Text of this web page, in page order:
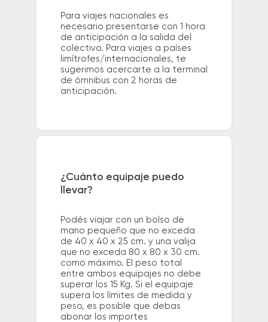
Para viajes nacionales es
necesario presentarse con 1 hora
de anticipación a la salida del
colectivo. Para viajes a países
limítrofes/internacionales, te
sugerimos acercarte a la terminal
de ómnibus con 2 horas de
anticipación.
¿Cuánto equipaje puedo
llevar?
Podés viajar con un bolso de
mano pequeño que no exceda
de 40 x 40 x 25 cm. y una valija
que no exceda 80 x 80 x 30 cm.
como máximo. El peso total
entre ambos equipajes no debe
superar los 15 Kg. Si el equipaje
supera los límites de medida y
peso, es posible que debas
abonar los importes